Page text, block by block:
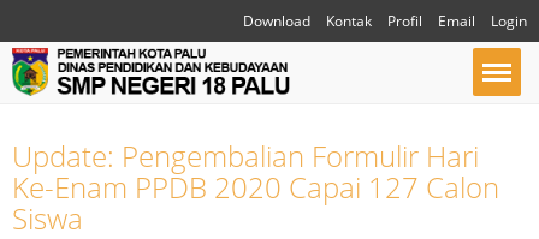
Download Kontak Profil Email Login
Update: Pengembalian Formulir Hari
Ke-Enam PPDB 2020 Capai 127 Calon
Siswa